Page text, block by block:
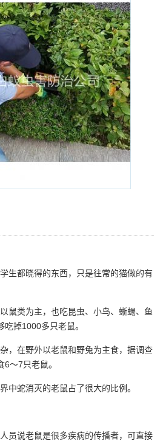
生都晓得的东西，只是往常的猫做的有
鼠类为主，也吃昆虫、小鸟、蜥蜴、鱼
掉1000多只老鼠。
，在野外以老鼠和野兔为主食，据调查
6～7只老鼠。
中蛇消灭的老鼠占了很大的比例。
员说老鼠是很多疾病的传播者，可直接